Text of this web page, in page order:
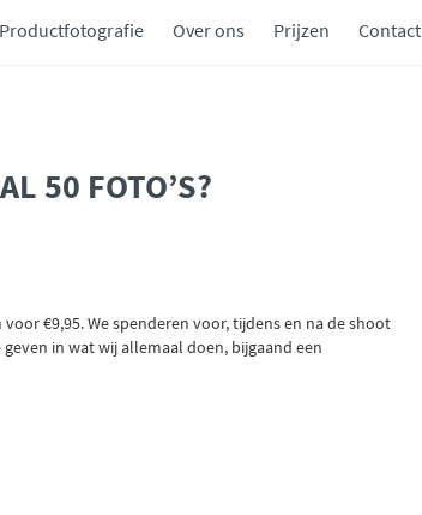
Productfotografie Over ons Prijzen Contact
50 FOTO’S?
€9,95. We spenderen voor, tijdens en na de shoot
in wat wij allemaal doen, bijgaand een